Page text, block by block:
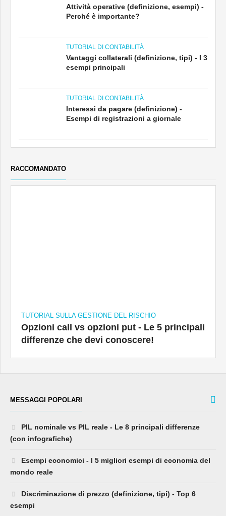
Attività operative (definizione, esempi) -
Perché è importante?
TUTORIAL DI CONTABILITÀ
Vantaggi collaterali (definizione, tipi) - I 3
esempi principali
TUTORIAL DI CONTABILITÀ
Interessi da pagare (definizione) -
Esempi di registrazioni a giornale
RACCOMANDATO
TUTORIAL SULLA GESTIONE DEL RISCHIO
Opzioni call vs opzioni put - Le 5 principali
differenze che devi conoscere!
MESSAGGI POPOLARI
PIL nominale vs PIL reale - Le 8 principali differenze
(con infografiche)
Esempi economici - I 5 migliori esempi di economia del
mondo reale
Discriminazione di prezzo (definizione, tipi) - Top 6
esempi